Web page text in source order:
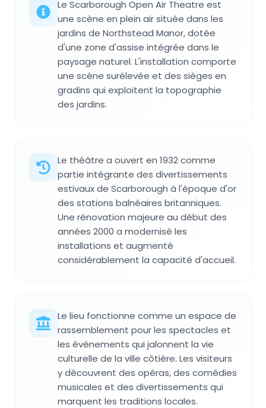
Le Scarborough Open Air Theatre est
une scène en plein air située dans les
jardins de Northstead Manor, dotée
d'une zone d'assise intégrée dans le
paysage naturel. L'installation comporte
une scène surélevée et des sièges en
gradins qui exploitent la topographie
des jardins.
Le théâtre a ouvert en 1932 comme
partie intégrante des divertissements
estivaux de Scarborough à l'époque d'or
des stations balnéaires britanniques.
Une rénovation majeure au début des
années 2000 a modernisé les
installations et augmenté
considérablement la capacité d'accueil.
Le lieu fonctionne comme un espace de
rassemblement pour les spectacles et
les événements qui jalonnent la vie
culturelle de la ville côtière. Les visiteurs
y découvrent des opéras, des comédies
musicales et des divertissements qui
marquent les traditions locales.